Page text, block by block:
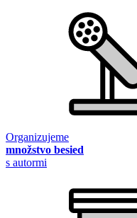
Organizujeme
množstvo besied
s autormi